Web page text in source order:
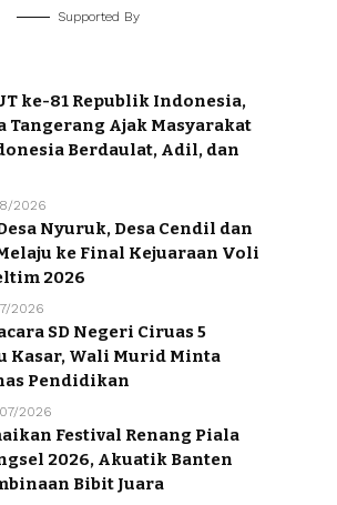
Supported By
ke-81 Republik Indonesia,
Tangerang Ajak Masyarakat
Berdaulat, Adil, dan
2026
Nyuruk, Desa Cendil dan
ke Final Kejuaraan Voli
2026
2026
SD Negeri Ciruas 5
Kasar, Wali Murid Minta
Pendidikan
2026
Festival Renang Piala
2026, Akuatik Banten
Bibit Juara